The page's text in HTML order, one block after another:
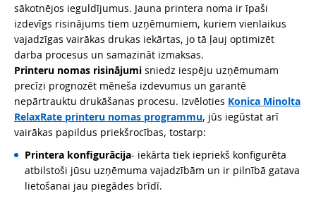
sākotnējos ieguldījumus. Jauna printera noma ir īpaši
izdevīgs risinājums tiem uzņēmumiem, kuriem vienlaikus
vajadzīgas vairākas drukas iekārtas, jo tā ļauj optimizēt
darba procesus un samazināt izmaksas.
Printeru nomas risinājumi sniedz iespēju uzņēmumam
precīzi prognozēt mēneša izdevumus un garantē
nepārtrauktu drukāšanas procesu. Izvēloties Konica Minolta
RelaxRate printeru nomas programmu, jūs iegūstat arī
vairākas papildus priekšrocības, tostarp:
Printera konfigurācija- iekārta tiek iepriekš konfigurēta
atbilstoši jūsu uzņēmuma vajadzībām un ir pilnībā gatava
lietošanai jau piegādes brīdī.